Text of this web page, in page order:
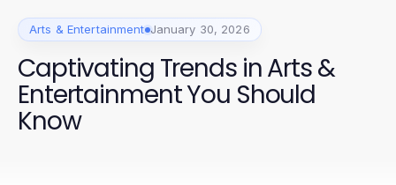
Arts & Entertainment January 30, 2026
Captivating Trends in Arts &
Entertainment You Should
Know